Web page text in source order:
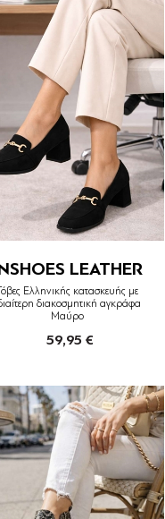
LEATHER
Γόβες Ελληνικής κατασκευής με
διακοσμητική αγκράφα
Μαύρο
59,95 €